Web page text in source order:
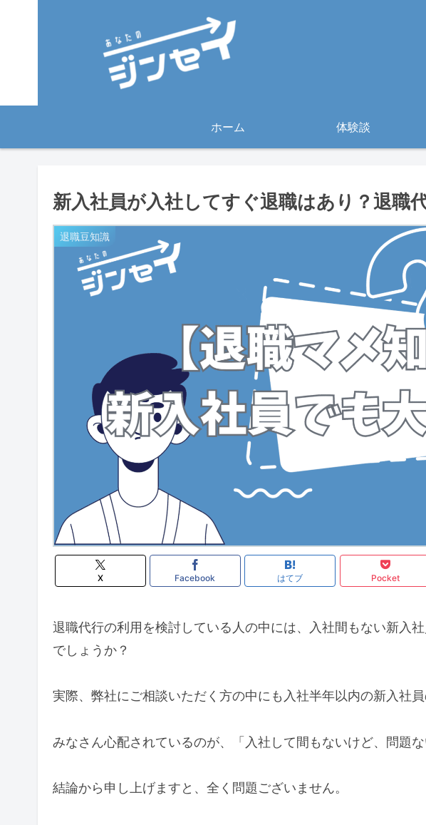
ホーム 体験談
新入社員が入社してすぐ退職はあり？退職
退職豆知識
X Facebook はてブ Pocket
退職代行の利用を検討している人の中には、入社間もない新入
でしょうか？
実際、弊社にご相談いただく方の中にも入社半年以内の新入社
みなさん心配されているのが、「入社して間もないけど、問題な
結論から申し上げますと、全く問題ございません。